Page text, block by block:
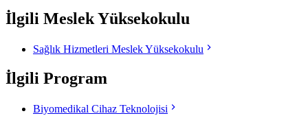
İlgili Meslek Yüksekokulu
Sağlık Hizmetleri Meslek Yüksekokulu
İlgili Program
Biyomedikal Cihaz Teknolojisi